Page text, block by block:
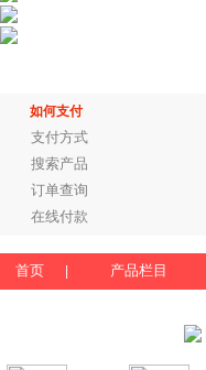
如何支付
支付方式
搜索产品
订单查询
在线付款
首页 产品栏目